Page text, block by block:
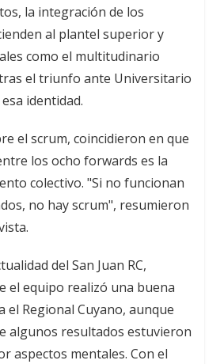
la integración de los
al plantel superior y
como el multitudinario
el triunfo ante Universitario
identidad.
el scrum, coincidieron en que
los ocho forwards es la
colectivo. "Si no funcionan
no hay scrum", resumieron
del San Juan RC,
el equipo realizó una buena
el Regional Cuyano, aunque
algunos resultados estuvieron
aspectos mentales. Con el